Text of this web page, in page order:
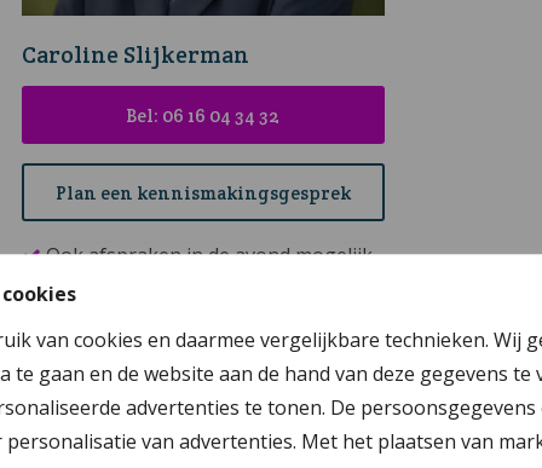
van cookies en daarmee vergelijkbare technieken. Wij
gaan en de website aan de hand van deze gegevens
advertenties te tonen. De
van advertenties. Met het plaatsen van
Caroline Slijkerman
Bel: 06 16 04 34 32
Plan een kennismakingsgesprek
Ook afspraken in de avond mogelijk
Een mediator uit de omgeving
Persoonlijk contact en maatwerk
Rust en structuur door vaste aanpak
Snel inzicht in de woonopties